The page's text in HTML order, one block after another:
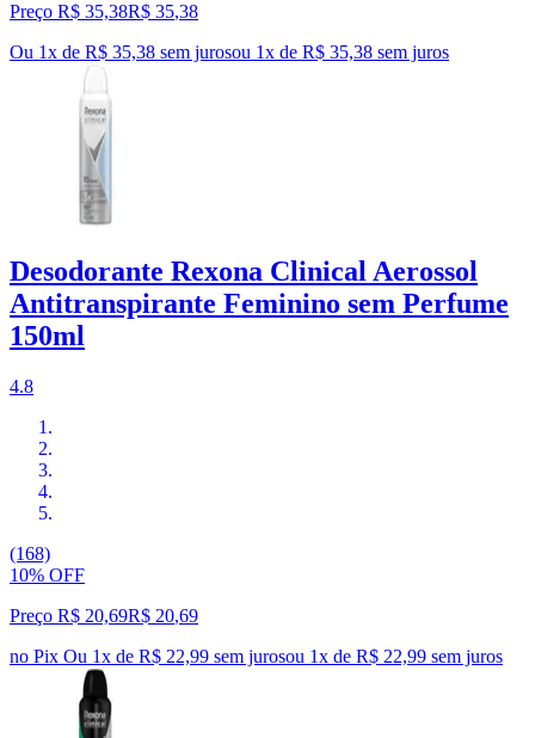
Preço R$ 35,38R$ 35,38
Ou 1x de R$ 35,38 sem jurosou 1x de R$ 35,38 sem juros
Desodorante Rexona Clinical Aerossol
Antitranspirante Feminino sem Perfume
150ml
4.8
(168)
10% OFF
Preço R$ 20,69R$ 20,69
no Pix Ou 1x de R$ 22,99 sem jurosou 1x de R$ 22,99 sem juros